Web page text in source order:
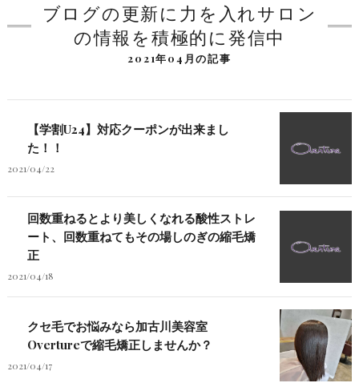
ブログの更新に力を入れサロン
の情報を積極的に発信中
2021年04月の記事
【学割U24】対応クーポンが出来まし
た！！
2021/04/22
回数重ねるとより美しくなれる酸性ストレ
ート、回数重ねてもその場しのぎの縮毛矯
正
2021/04/18
クセ毛でお悩みなら加古川美容室
Overtureで縮毛矯正しませんか？
2021/04/17